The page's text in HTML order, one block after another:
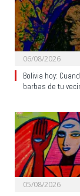
06/08/2026
Bolivia hoy:
barbas de tu
05/08/2026